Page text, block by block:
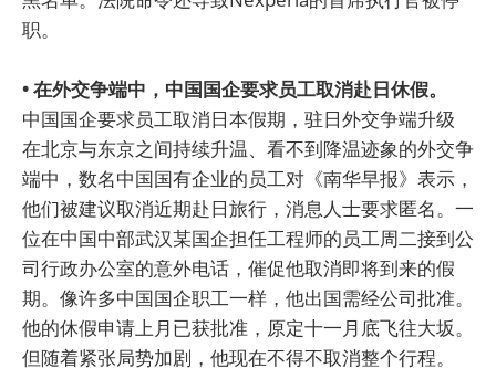
职。
• 在外交争端中，中国国企要求员工取消赴日休假。
中国国企要求员工取消日本假期，驻日外交争端升级
在北京与东京之间持续升温、看不到降温迹象的外交争
端中，数名中国国有企业的员工对《南华早报》表示，
他们被建议取消近期赴日旅行，消息人士要求匿名。一
位在中国中部武汉某国企担任工程师的员工周二接到公
司行政办公室的意外电话，催促他取消即将到来的假
期。像许多中国国企职工一样，他出国需经公司批准。
他的休假申请上月已获批准，原定十一月底飞往大坂。
但随着紧张局势加剧，他现在不得不取消整个行程。